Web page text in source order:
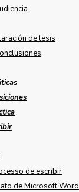
de tesis
de escribir
de Microsoft Word